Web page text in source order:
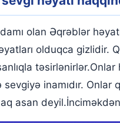
olan Əqrəblər
olduqca gizlidir.
sevgiyə inamıdır.
asan